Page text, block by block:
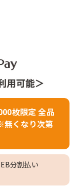
枚限定 全品
無くなり次第
分割払い